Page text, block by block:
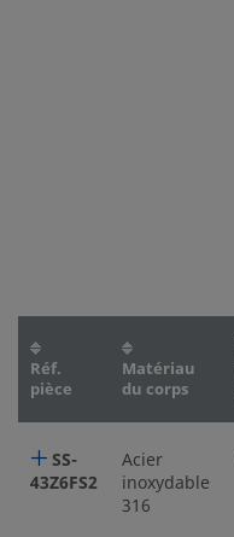
Réf.
pièce
Matériau
du corps
SS-
43Z6FS2
Acier
inoxydable
316